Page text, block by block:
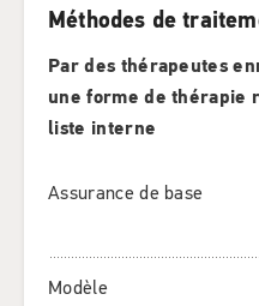
Méthodes de
Par des thérapeutes
une forme de thérapie
liste interne
Assurance de base
Modèle